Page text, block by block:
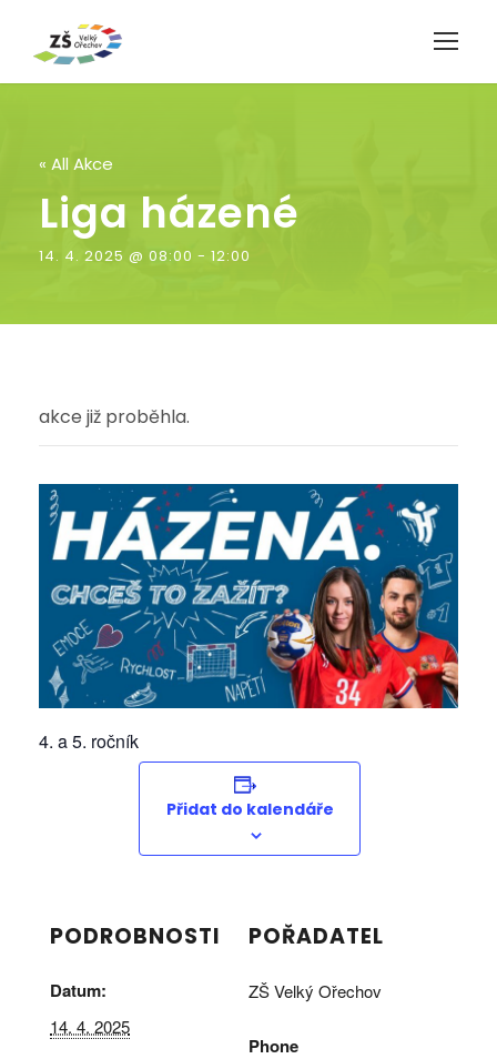
« All Akce
Liga házené
14. 4. 2025 @ 08:00 - 12:00
akce již proběhla.
4. a 5. ročník
Přidat do kalendáře
PODROBNOSTI
Datum:
14. 4. 2025
POŘADATEL
ZŠ Velký Ořechov
Phone